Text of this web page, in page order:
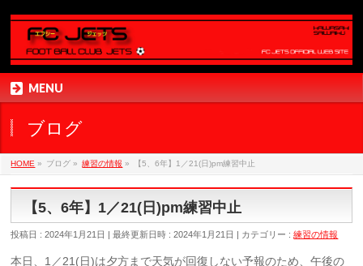
MENU
ブログ
HOME » ブログ » 練習の情報 » 【5、6年】1／21(日)pm練習中止
【5、6年】1／21(日)pm練習中止
投稿日 : 2024年1月21日 最終更新日時 : 2024年1月21日 カテゴリー :練習の情報
本日、1／21(日)は夕方まで天気が回復しない予報のため、午後の